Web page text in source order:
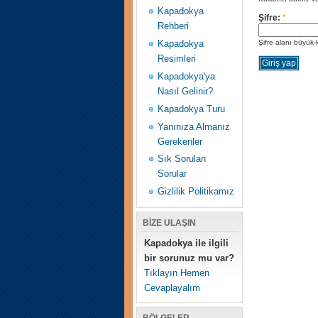
Kapadokya
Rehberi
Kapadokya
Resimleri
Kapadokya'ya
Nasıl Gelinir?
Kapadokya Turu
Yanınıza Almanız
Gerekenler
Sık Sorulan
Sorular
Gizlilik Politikamız
BİZE ULAŞIN
Kapadokya ile ilgili
bir sorunuz mu var?
Tıklayın Hemen
Cevaplayalım
Şifre: *
Şifre alanı büyük-